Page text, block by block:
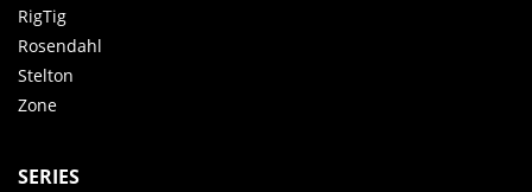
RigTig
Rosendahl
Stelton
Zone
SERIES